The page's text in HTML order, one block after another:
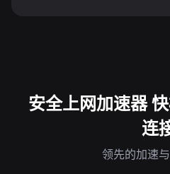
安全上网加速器
连
领先的加速